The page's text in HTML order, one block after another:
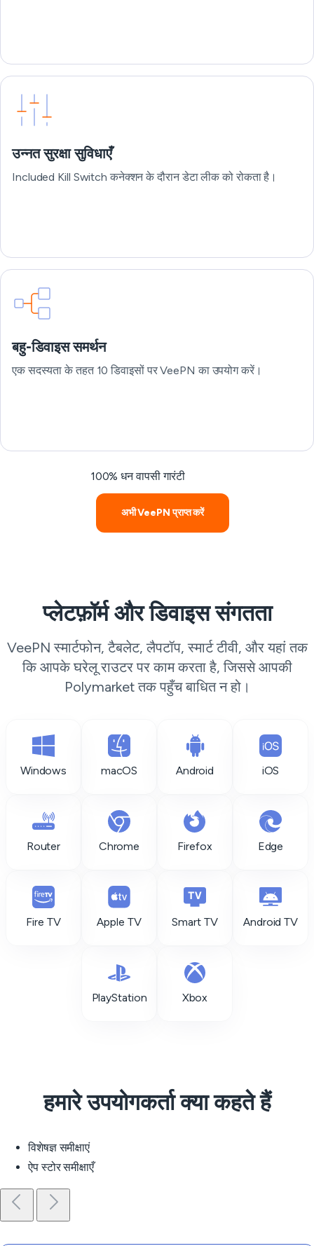
उन्नत सुरक्षा सुविधाएँ
Included Kill Switch कनेक्शन के दौरान डेटा लीक को रोकता है।
बहु-डिवाइस समर्थन
एक सदस्यता के तहत 10 डिवाइसों पर VeePN का उपयोग करें।
100% धन वापसी गारंटी
अभी VeePN प्राप्त करें
प्लेटफ़ॉर्म और डिवाइस संगतता
VeePN स्मार्टफोन, टैबलेट, लैपटॉप, स्मार्ट टीवी, और यहां तक
कि आपके घरेलू राउटर पर काम करता है, जिससे आपकी
Polymarket तक पहुँच बाधित न हो।
Windows macOS Android iOS
Router Chrome Firefox Edge
Fire TV Apple TV Smart TV Android TV
PlayStation Xbox
हमारे उपयोगकर्ता क्या कहते हैं
विशेषज्ञ समीक्षाएं
ऐप स्टोर समीक्षाएँ